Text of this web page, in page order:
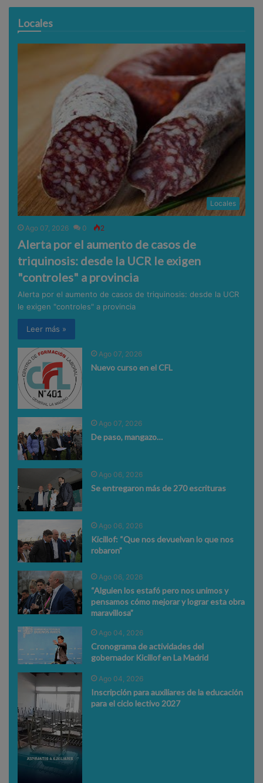
Locales
Locales
Ago 07, 2026 0 2
Alerta por el aumento de casos de
triquinosis: desde la UCR le exigen
"controles" a provincia
Alerta por el aumento de casos de triquinosis: desde la UCR
le exigen "controles" a provincia
Leer más »
Ago 07, 2026
Nuevo curso en el CFL
Ago 07, 2026
De paso, mangazo…
Ago 06, 2026
Se entregaron más de 270 escrituras
Ago 06, 2026
Kicillof: “Que nos devuelvan lo que nos
robaron”
Ago 06, 2026
“Alguien los estafó pero nos unimos y
pensamos cómo mejorar y lograr esta obra
maravillosa”
Ago 04, 2026
Cronograma de actividades del
gobernador Kicillof en La Madrid
Ago 04, 2026
Inscripción para auxiliares de la educación
para el ciclo lectivo 2027